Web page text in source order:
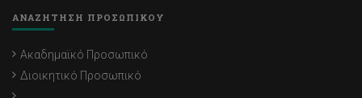
ΑΝΑΖΗΤΗΣΗ ΠΡΟΣΩΠΙΚΟΥ
Ακαδημαϊκό Προσωπικό
Διοικητικό Προσωπικό